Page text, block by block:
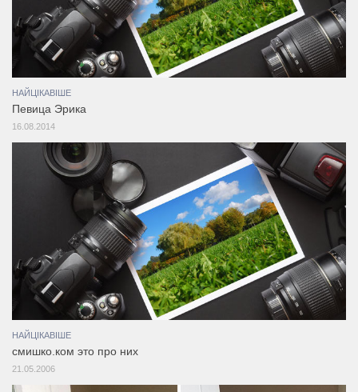
НАЙЦІКАВІШЕ
Певица Эрика
16.08.2014
НАЙЦІКАВІШЕ
смишко.ком это про них
21.05.2006